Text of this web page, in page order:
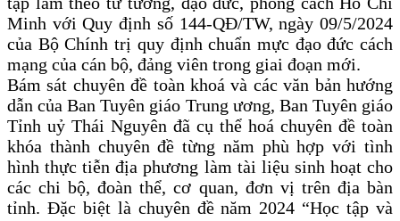
Minh với Quy định số 144-QĐ/TW, ngày 09/5/2024
của Bộ Chính trị quy định chuẩn mực đạo đức cách
mạng của cán bộ, đảng viên trong giai đoạn mới.
Bám sát chuyên đề toàn khoá và các văn bản hướng
dẫn của Ban Tuyên giáo Trung ương, Ban Tuyên giáo
Tỉnh uỷ Thái Nguyên đã cụ thể hoá chuyên đề toàn
khóa thành chuyên đề từng năm phù hợp với tình
hình thực tiễn địa phương làm tài liệu sinh hoạt cho
các chi bộ, đoàn thể, cơ quan, đơn vị trên địa bàn
tỉnh. Đặc biệt là chuyên đề năm 2024 “Học tập và